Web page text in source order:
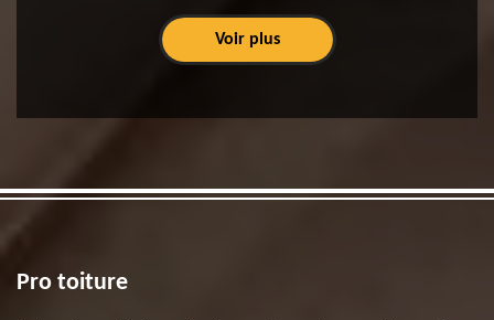
Voir plus
Pro toiture